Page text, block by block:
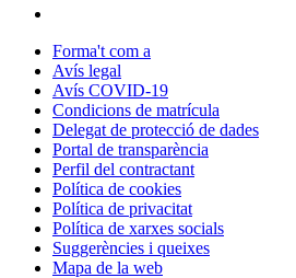
Forma't com a
Avís legal
Avís COVID-19
Condicions de matrícula
Delegat de protecció de dades
Portal de transparència
Perfil del contractant
Política de cookies
Política de privacitat
Política de xarxes socials
Suggerències i queixes
Mapa de la web